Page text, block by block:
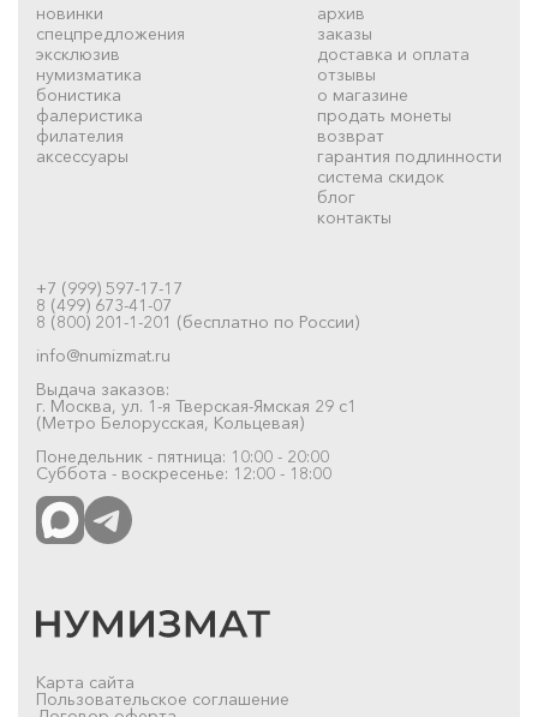
новинки
спецпредложения
эксклюзив
нумизматика
бонистика
фалеристика
филателия
аксессуары
архив
заказы
доставка и оплата
отзывы
о магазине
продать монеты
возврат
гарантия подлинности
система скидок
блог
контакты
+7 (999) 597-17-17
8 (499) 673-41-07
8 (800) 201-1-201 (бесплатно по России)
info@numizmat.ru
Выдача заказов:
г. Москва, ул. 1-я Тверская-Ямская 29 с1
(Метро Белорусская, Кольцевая)
Понедельник - пятница: 10:00 - 20:00
Суббота - воскресенье: 12:00 - 18:00
Карта сайта
Пользовательское соглашение